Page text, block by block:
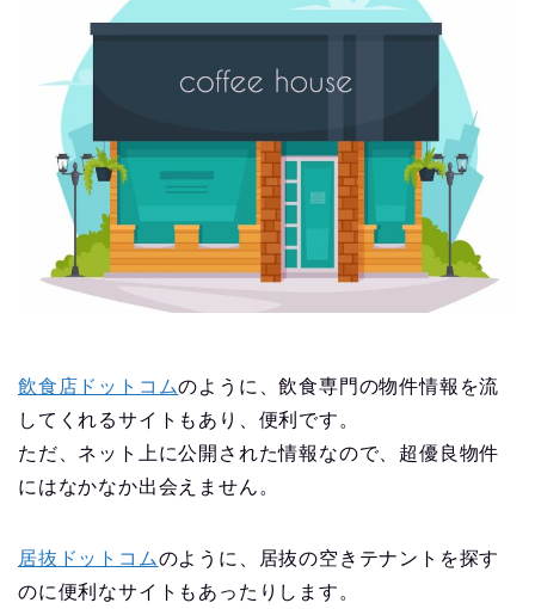
飲食店ドットコムのように、飲食専門の物件情報を流
してくれるサイトもあり、便利です。
ただ、ネット上に公開された情報なので、超優良物件
にはなかなか出会えません。
居抜ドットコムのように、居抜の空きテナントを探す
のに便利なサイトもあったりします。